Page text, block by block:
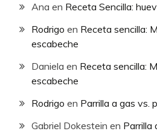
Ana en Receta Sencilla:
Rodrigo en Receta sencilla:
escabeche
Daniela en Receta sencilla:
escabeche
Rodrigo en Parrilla a gas vs.
Gabriel Dokestein en Parrilla